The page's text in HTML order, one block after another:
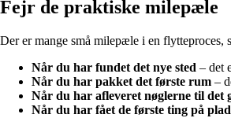
Fejr de praktiske milepæle
Der er mange små milepæle i en flytteproces,
Når du har fundet det nye sted – det
Når du har pakket det første rum –
Når du har afleveret nøglerne til det
Når du har fået de første ting på